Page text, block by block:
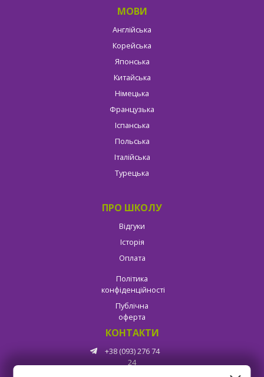
МОВИ
Англійська
Корейська
Японська
Китайська
Німецька
Французька
Іспанська
Польська
Італійська
Турецька
ПРО ШКОЛУ
Відгуки
Історія
Оплата
Політика
конфіденційності
Публічна
оферта
КОНТАКТИ
+38 (093) 276 74
24